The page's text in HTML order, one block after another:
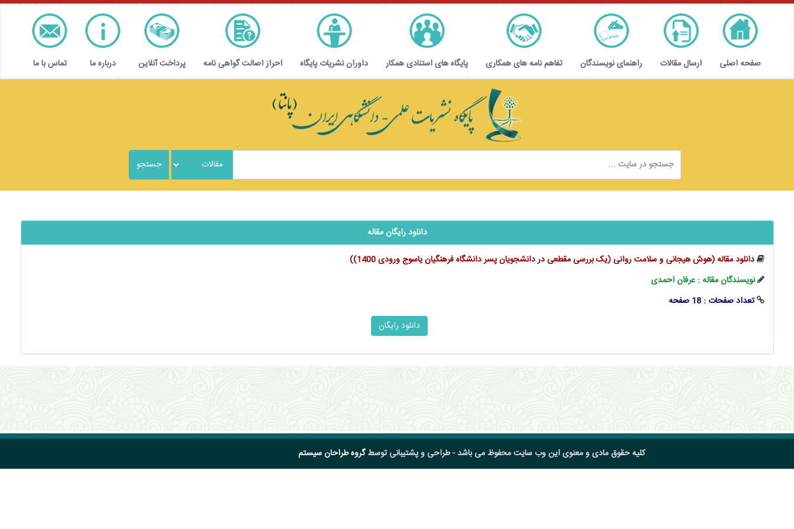
صفحه اصلی ارسال مقالات راهنمای نویسندگان تفاهم نامه های همکاری پایگاه های استنادی همکار داوران نشریات پایگاه احراز اصالت گواهی نامه پرداخت آنلاین درباره ما تماس با ما
دانلود رایگان مقاله
دانلود مقاله (هوش هیجانی و سلامت روانی (یک بررسی مقطعی در دانشجویان پسر دانشگاه فرهنگیان یاسوج ورودی 1400))
نویسندگان مقاله : عرفان احمدی
تعداد صفحات : 18 صفحه
کلیه حقوق مادی و معنوی این وب سایت محفوظ می باشد - طراحی و پشتیبانی توسطگروه طراحان سیستم